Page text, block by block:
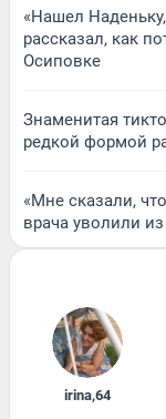
«Нашел
рассказал, как
Осиповке
Знаменитая
редкой формой
«Мне сказали,
врача уволили
irina,64